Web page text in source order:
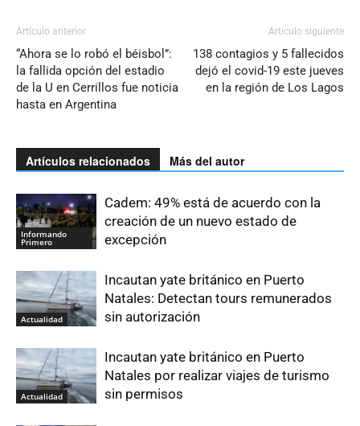
Artículo anterior
“Ahora se lo robó el béisbol”:
la fallida opción del estadio
de la U en Cerrillos fue noticia
hasta en Argentina
Artículo siguiente
138 contagios y 5 fallecidos
dejó el covid-19 este jueves
en la región de Los Lagos
Artículos relacionados Más del autor
Informando
Primero
Cadem: 49% está de acuerdo con la
creación de un nuevo estado de
excepción
Actualidad
Incautan yate británico en Puerto
Natales: Detectan tours remunerados
sin autorización
Actualidad
Incautan yate británico en Puerto
Natales por realizar viajes de turismo
sin permisos